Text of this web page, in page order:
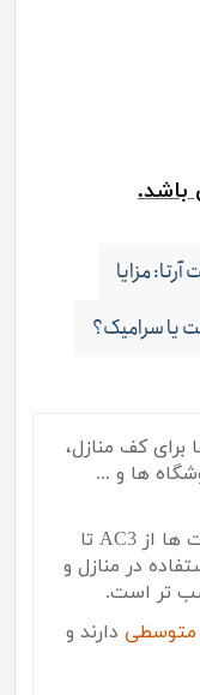
باشد.
مزایا
یا سرامیک؟
برای کف منازل،
ها و ...
ها از AC3 تا
در منازل و
تر است.
متوسطی دارند و